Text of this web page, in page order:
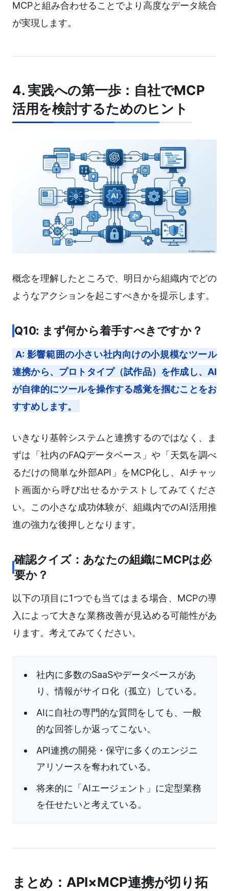
MCPと組み合わせることでより高度なデータ統合
が実現します。
4. 実践への第一歩：自社でMCP
活用を検討するためのヒント
概念を理解したところで、明日から組織内でどの
ようなアクションを起こすべきかを提示します。
Q10: まず何から着手すべきですか？
A: 影響範囲の小さい社内向けの小規模なツール
連携から、プロトタイプ（試作品）を作成し、AI
が自律的にツールを操作する感覚を掴むことをお
すすめします。
いきなり基幹システムと連携するのではなく、ま
ずは「社内のFAQデータベース」や「天気を調べ
るだけの簡単な外部API」をMCP化し、AIチャッ
ト画面から呼び出せるかテストしてみてくださ
い。この小さな成功体験が、組織内でのAI活用推
進の強力な後押しとなります。
確認クイズ：あなたの組織にMCPは必
要か？
以下の項目に1つでも当てはまる場合、MCPの導
入によって大きな業務改善が見込める可能性があ
ります。考えてみてください。
社内に多数のSaaSやデータベースがあ
り、情報がサイロ化（孤立）している。
AIに自社の専門的な質問をしても、一般
的な回答しか返ってこない。
API連携の開発・保守に多くのエンジニ
アリソースを奪われている。
将来的に「AIエージェント」に定型業務
を任せたいと考えている。
まとめ：API×MCP連携が切り拓